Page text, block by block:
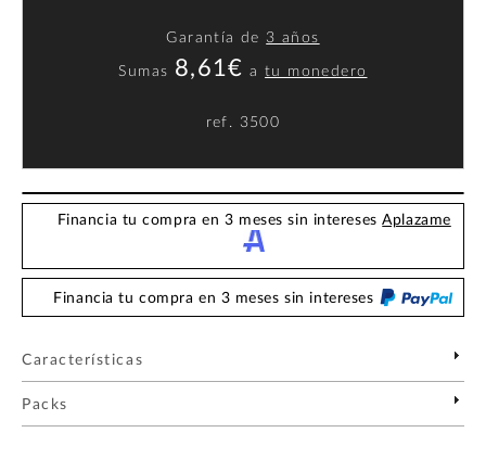
Garantía de 3 años
Sumas 8,61€ atu monedero
ref. 3500
Financia tu compra en 3 meses sin interesesAplazame
Financia tu compra en 3 meses sin intereses
Características
Packs